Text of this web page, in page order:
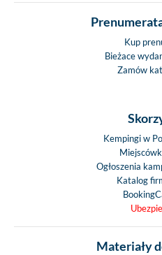
Kup
Bieżace
Zamów
Kempingi w
Ogłoszenia
Katalog
Materiały